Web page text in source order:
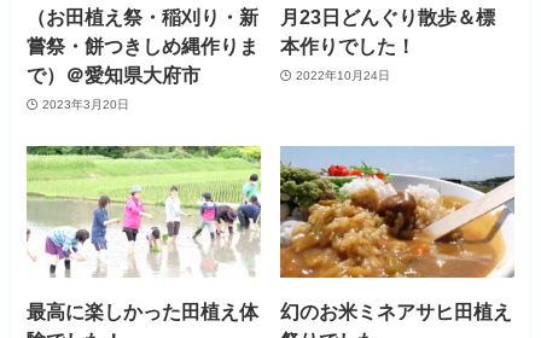
（お田植え祭・稲刈り・新
嘗祭・餅つきしめ縄作りま
で）＠愛知県大府市
2023年3月20日
月23日どんぐり散歩＆標
本作りでした！
2022年10月24日
最高に楽しかった田植え体
幻のお米ミネアサヒ田植え